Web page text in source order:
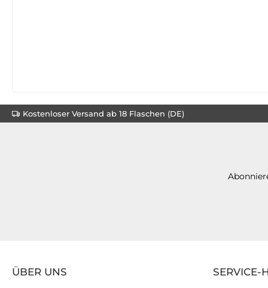
Kostenloser Versand ab 18 Flaschen (DE)
SERVICE-
ÜBER UNS